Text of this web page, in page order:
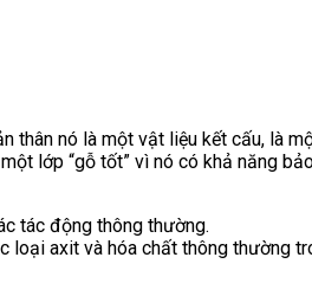
thân nó là một vật liệu kết cấu, là
lớp “gỗ tốt” vì nó có khả năng
tác động thông thường.
loại axit và hóa chất thông thường